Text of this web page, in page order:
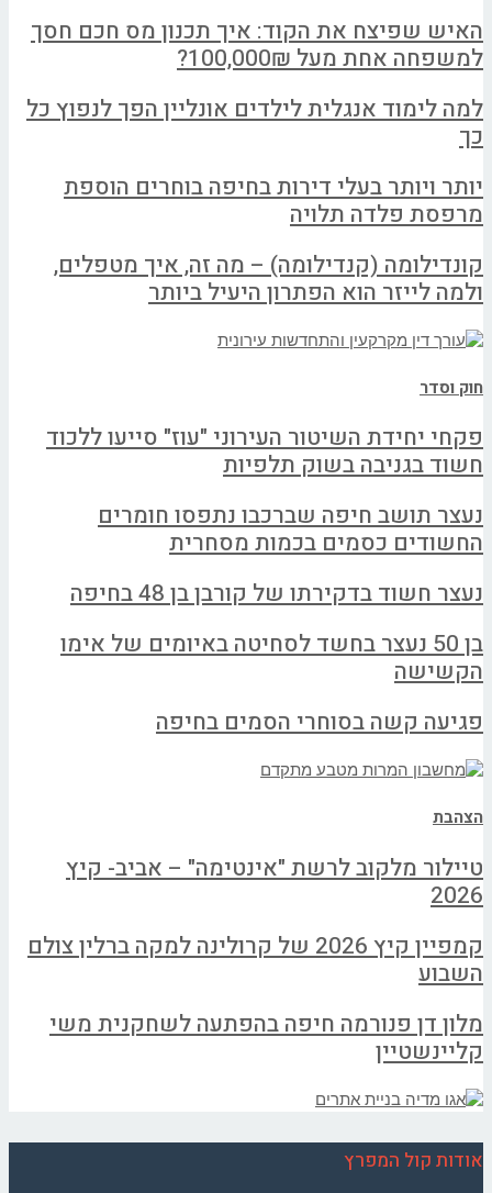
האיש שפיצח את הקוד: איך תכנון מס חכם חסך
למשפחה אחת מעל 100,000₪?
למה לימוד אנגלית לילדים אונליין הפך לנפוץ כל
כך
יותר ויותר בעלי דירות בחיפה בוחרים הוספת
מרפסת פלדה תלויה
קונדילומה (קנדילומה) – מה זה, איך מטפלים,
ולמה לייזר הוא הפתרון היעיל ביותר
חוק וסדר
פקחי יחידת השיטור העירוני "עוז" סייעו ללכוד
חשוד בגניבה בשוק תלפיות
נעצר תושב חיפה שברכבו נתפסו חומרים
החשודים כסמים בכמות מסחרית
נעצר חשוד בדקירתו של קורבן בן 48 בחיפה
בן 50 נעצר בחשד לסחיטה באיומים של אימו
הקשישה
פגיעה קשה בסוחרי הסמים בחיפה
הצהבת
טיילור מלקוב לרשת "אינטימה" – אביב- קיץ
2026
קמפיין קיץ 2026 של קרולינה למקה ברלין צולם
השבוע
מלון דן פנורמה חיפה בהפתעה לשחקנית משי
קליינשטיין
אודות קול המפרץ